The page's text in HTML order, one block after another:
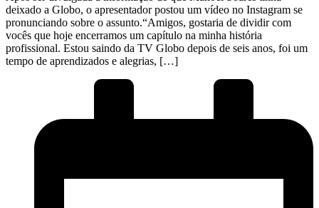
deixado a Globo, o apresentador postou um vídeo no Instagram se
pronunciando sobre o assunto.“Amigos, gostaria de dividir com
vocês que hoje encerramos um capítulo na minha história
profissional. Estou saindo da TV Globo depois de seis anos, foi um
tempo de aprendizados e alegrias, […]